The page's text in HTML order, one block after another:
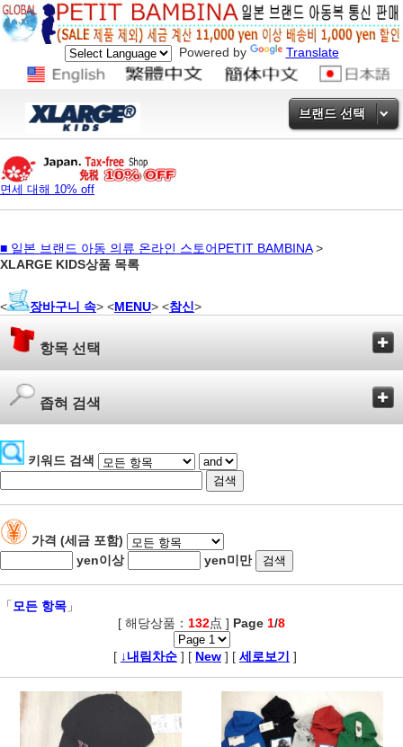
Powered by Translate
브랜드 선택
면세 대해 10% off
■ 일본 브랜드 아동 의류 온라인 스토어PETIT BAMBINA>
XLARGE KIDS상품 목록
< 장바구니 속> <MENU> <참신>
항목 선택
좁혀 검색
키워드 검색
가격 (세금 포함)
yen이상
yen미만
「 모든 항목 」
[ 해당상품： 132点 ] Page 1/8
[ ↓내림차순 ] [ New ] [ 세로보기 ]